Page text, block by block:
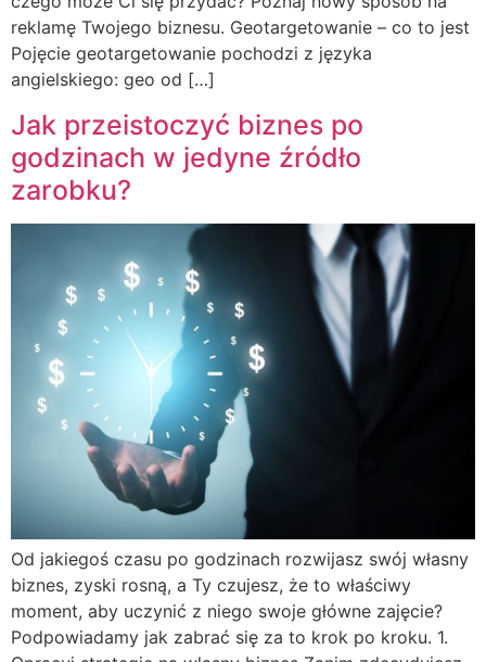
reklamę Twojego biznesu. Geotargetowanie – co to jest
Pojęcie geotargetowanie pochodzi z języka
angielskiego: geo od […]
Jak przeistoczyć biznes po
godzinach w jedyne źródło
zarobku?
Od jakiegoś czasu po godzinach rozwijasz swój własny
biznes, zyski rosną, a Ty czujesz, że to właściwy
moment, aby uczynić z niego swoje główne zajęcie?
Podpowiadamy jak zabrać się za to krok po kroku. 1.